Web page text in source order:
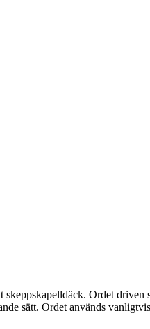
Ordet driven
sätt. Ordet används